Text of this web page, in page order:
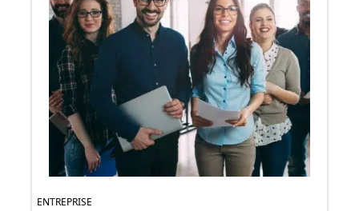
ENTREPRISE